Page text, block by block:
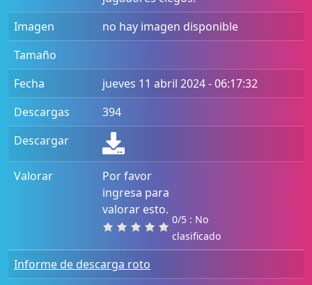
Imagen
no hay imagen disponible
Tamaño
Fecha
jueves 11 abril 2024 - 06:17:32
Descargas
394
Descargar
Valorar
Por favor
ingresa para
valorar esto.
0/5 : No
clasificado
Informe de descarga roto